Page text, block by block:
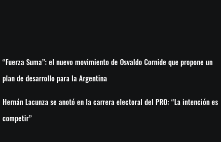
“Fuerza Suma”: el nuevo movimiento de Osvaldo Cornide que propone un
plan de desarrollo para la Argentina
Hernán Lacunza se anotó en la carrera electoral del PRO: “La intención es
competir”